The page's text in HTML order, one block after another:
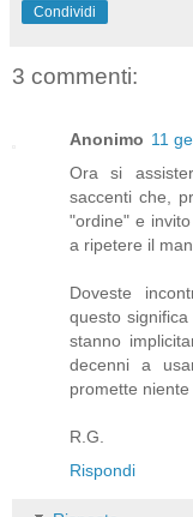
Condividi
3 commenti:
Anonimo 11
Ora si
saccenti che,
"ordine" e
a ripetere il
Doveste
questo
stanno
decenni a
promette niente
R.G.
Rispondi